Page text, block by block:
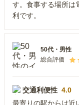
す。食事する場所は
利です。
50代 ・ 男性
総合評価
交通利便性 4.0
最寄りの駅からは近